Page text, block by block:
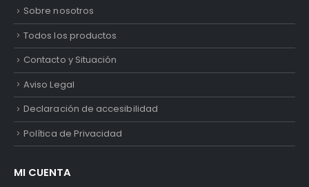
Sobre nosotros
Todos los productos
Contacto y Situación
Aviso Legal
Declaración de accesibilidad
Política de Privacidad
MI CUENTA